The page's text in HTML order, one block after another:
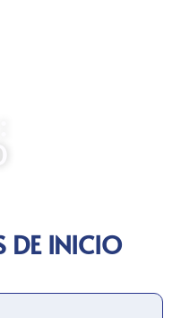
DE INICIO